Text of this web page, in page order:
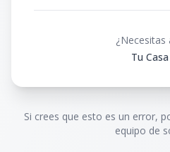
¿Necesitas
Tu
Si crees que esto es un error,
equipo de